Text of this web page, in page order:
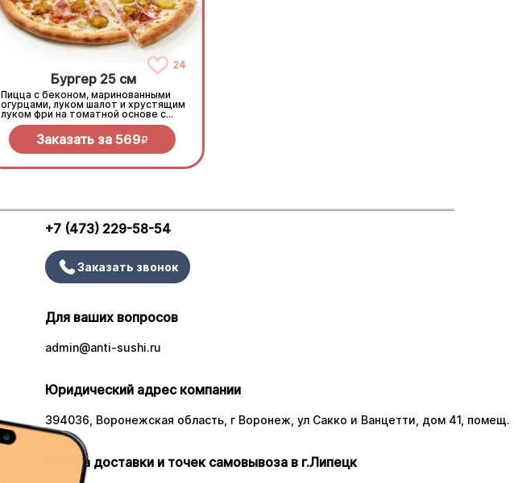
24
Бургер 25 см
Пицца с беконом, маринованными
огурцами, луком шалот и хрустящим
луком фри на томатной основе с
моцареллой.
Заказать за 569R
+7 (473) 229-58-54
Заказать звонок
Для ваших вопросов
admin@anti-sushi.ru
Юридический адрес компании
394036, Воронежская область, г Воронеж, ул Сакко и Ванцетти, дом 41, помещ.
Работа доставки и точек самовывоза в г.Липецк